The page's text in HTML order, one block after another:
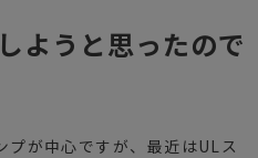
ようと思ったので
プが中心ですが、最近はULス